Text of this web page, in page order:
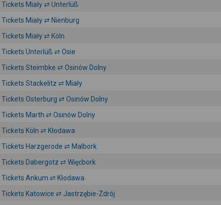
Tickets Miały ⇄ Unterlüß
Tickets Miały ⇄ Nienburg
Tickets Miały ⇄ Köln
Tickets Unterlüß ⇄ Osie
Tickets Steimbke ⇄ Osinów Dolny
Tickets Stackelitz ⇄ Miały
Tickets Osterburg ⇄ Osinów Dolny
Tickets Marth ⇄ Osinów Dolny
Tickets Köln ⇄ Kłodawa
Tickets Harzgerode ⇄ Malbork
Tickets Dabergotz ⇄ Więcbork
Tickets Ankum ⇄ Kłodawa
Tickets Katowice ⇄ Jastrzębie-Zdrój